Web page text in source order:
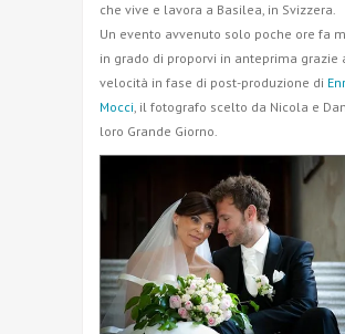
che vive e lavora a Basilea, in Svizzera.
Un evento avvenuto solo poche ore fa
in grado di proporvi in anteprima grazie
velocità in fase di post-produzione di
Mocci, il fotografo scelto da Nicola e
loro Grande Giorno.